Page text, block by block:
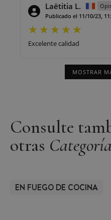
Laëtitia L.
Publicado el 11/10/23,
Excelente calidad
MOSTRAR
Consulte
otras
EN FUEGO DE COCINA